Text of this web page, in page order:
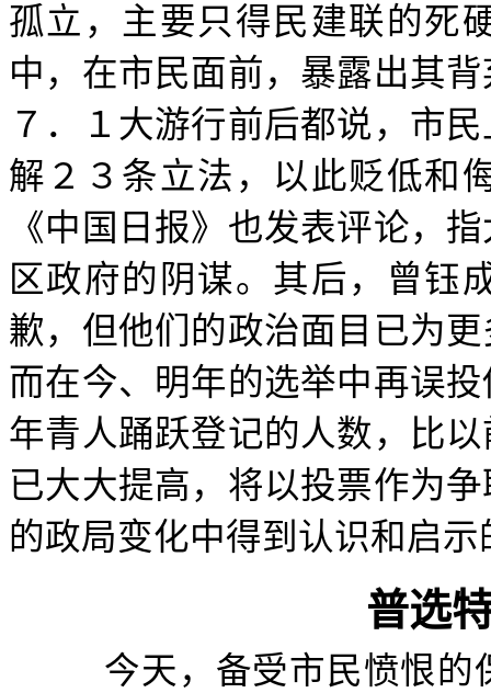
孤立，主要只得民建联的死
中，在市民面前，暴露出其
７．１大游行前后都说，市
解２３条立法，以此贬低和
《中国日报》也发表评论，
区政府的阴谋。其后，曾钰
歉，但他们的政治面目已为
而在今、明年的选举中再误
年青人踊跃登记的人数，比
已大大提高，将以投票作为
的政局变化中得到认识和启示
普选
今天，备受市民愤恨的